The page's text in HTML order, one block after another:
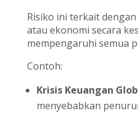
Risiko ini terkait
atau ekonomi secara
mempengaruhi semua
Contoh:
Krisis Keuangan
menyebabkan